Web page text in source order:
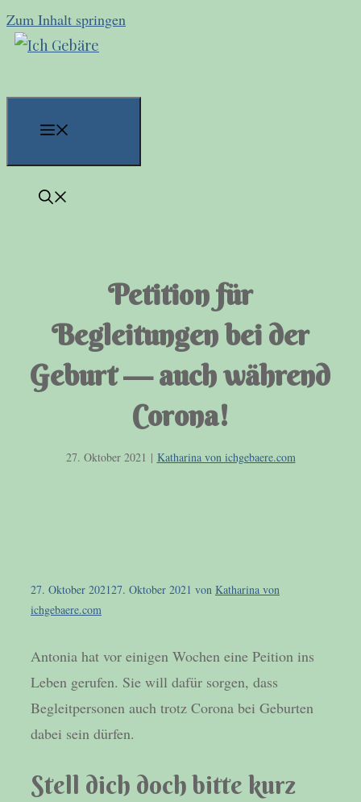
Zum Inhalt springen
Petition für
Begleitungen bei der
Geburt — auch während
Corona!
27. Oktober 2021 | Katharina von ichgebaere.com
27. Oktober 202127. Oktober 2021 von Katharina von
ichgebaere.com
Antonia hat vor einigen Wochen eine Peition ins
Leben gerufen. Sie will dafür sorgen, dass
Begleitpersonen auch trotz Corona bei Geburten
dabei sein dürfen.
Stell dich doch bitte kurz